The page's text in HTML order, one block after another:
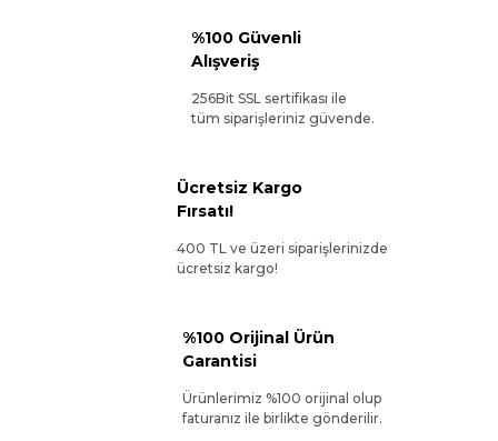
%100 Güvenli
Alışveriş
256Bit SSL sertifikası ile
tüm siparişleriniz güvende.
Ücretsiz Kargo
Fırsatı!
400 TL ve üzeri siparişlerinizde
ücretsiz kargo!
%100 Orijinal Ürün
Garantisi
Ürünlerimiz %100 orijinal olup
faturanız ile birlikte gönderilir.